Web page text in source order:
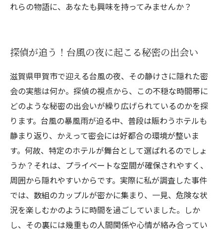
れらの物語に、あなたも興味を持ってみませんか？
探偵が追う！台風の夜に起こる秘密の出会い
滋賀県甲賀市で迎える台風の夜、その静けさに隠れた密
会の実態は何か。探偵の視点から、この不穏な時間帯に
どのような秘密の出会いが繰り広げられているのかを探
ります。台風の暴風雨が迫る中、普段は賑わうホテルも
静まり返り、かえって密会には好都合の環境が整いま
す。何故、特定のホテルが舞台として選ばれるのでしょ
うか？それは、プライベートな空間が確保されやすく、
周囲から隠れやすいからです。実際に私が調査した事件
では、数組のカップルが密かに集まり、一見、危険な状
況を楽しむかのように時間を過ごしていました。しか
し、その裏には幾重もの人間関係や心情が絡み合ってい